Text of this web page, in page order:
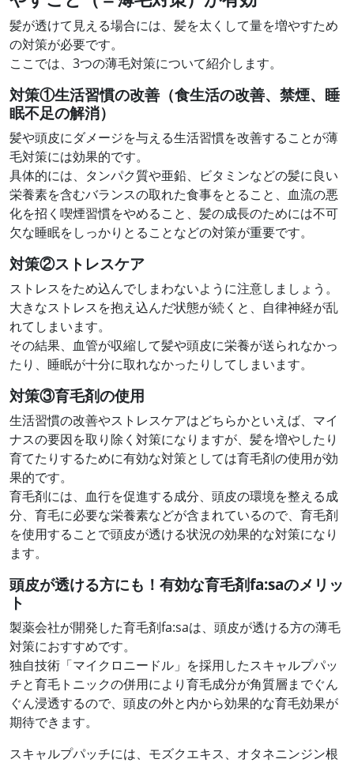
髪が透けて見える場合には、髪を太くして量を増やすため
の対策が必要です。
ここでは、3つの薄毛対策について紹介します。
対策①生活習慣の改善（食生活の改善、禁煙、睡
眠不足の解消）
髪や頭皮にダメージを与える生活習慣を改善することが薄
毛対策には効果的です。
具体的には、タンパク質や亜鉛、ビタミンなどの髪に良い
栄養素を含むバランスの取れた食事をとること、血流の悪
化を招く喫煙習慣をやめること、髪の成長のためには不可
欠な睡眠をしっかりとることなどの対策が重要です。
対策②ストレスケア
ストレスをため込んでしまわないように注意しましょう。
大きなストレスを抱え込んだ状態が続くと、自律神経が乱
れてしまいます。
その結果、血管が収縮して髪や頭皮に栄養が送られなかっ
たり、睡眠が十分に取れなかったりしてしまいます。
対策③育毛剤の使用
生活習慣の改善やストレスケアはどちらかといえば、マイ
ナスの要因を取り除く対策になりますが、髪を増やしたり
育てたりするために有効な対策としては育毛剤の使用が効
果的です。
育毛剤には、血行を促進する成分、頭皮の環境を整える成
分、育毛に必要な栄養素などが含まれているので、育毛剤
を使用することで頭皮が透ける状況の効果的な対策になり
ます。
頭皮が透ける方にも！有効な育毛剤fa:saのメリッ
ト
製薬会社が開発した育毛剤fa:saは、頭皮が透ける方の薄毛
対策におすすめです。
独自技術「マイクロニードル」を採用したスキャルプパッ
チと育毛トニックの併用により育毛成分が角質層までぐん
ぐん浸透するので、頭皮の外と内から効果的な育毛効果が
期待できます。
スキャルプパッチには、モズクエキス、オタネニンジン根